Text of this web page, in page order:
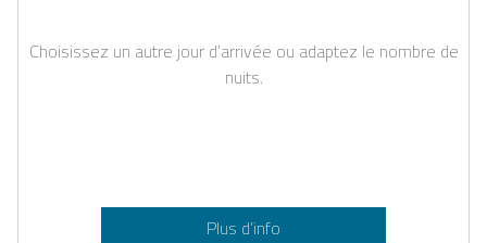
Choisissez un autre jour d’arrivée ou adaptez le nombre de
nuits.
Plus d’info